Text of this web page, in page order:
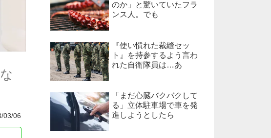
03/06
のか」と驚いていたフラ
ンス人。でも
『使い慣れた裁縫セッ
ト』を持参するよう言わ
れた自衛隊員は…あ
「まだ心臓バクバクして
る」立体駐車場で車を発
進しようとしたら